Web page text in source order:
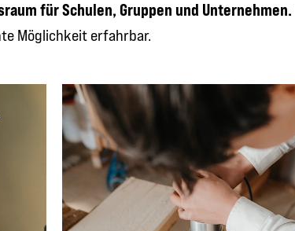
für Schulen, Gruppen und Unternehmen.
Möglichkeit erfahrbar.